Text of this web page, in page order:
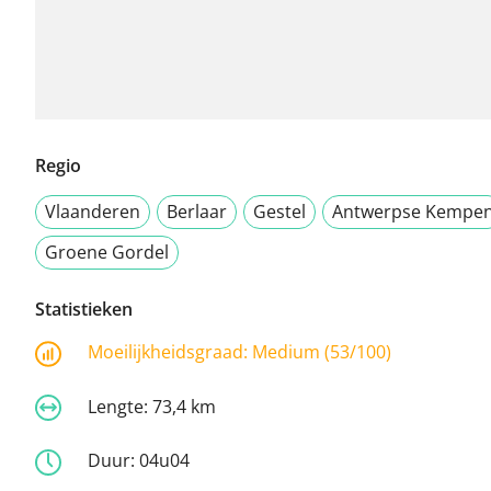
Regio
Vlaanderen
Berlaar Gestel
Antwerpse
Groene Gordel
Statistieken
Moeilijkheidsgraad: Medium (53/100)
Lengte: 73,4 km
Duur: 04u04